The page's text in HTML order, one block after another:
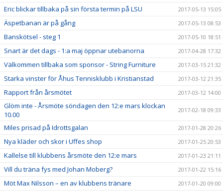
Eric blickar tillbaka på sin första termin på LSU 2017-05-13 15:05
Äspetbanan är på gång 2017-05-13 08:53
Banskötsel - steg 1 2017-05-10 18:51
Snart är det dags - 1:a maj öppnar utebanorna 2017-04-28 17:32
Välkommen tillbaka som sponsor - String Furniture 2017-03-15 21:32
Starka vinster för Åhus Tennisklubb i Kristianstad 2017-03-12 21:35
Rapport från årsmötet 2017-03-12 14:00
Glöm inte - Årsmöte söndagen den 12:e mars klockan
10.00
2017-02-18 09:33
Miles prisad på Idrottsgalan 2017-01-28 20:26
Nya kläder och skor i Uffes shop 2017-01-25 20:53
Kallelse till klubbens årsmöte den 12:e mars 2017-01-23 21:11
Vill du träna fys med Johan Moberg? 2017-01-22 15:16
Möt Max Nilsson – en av klubbens tränare 2017-01-20 09:00